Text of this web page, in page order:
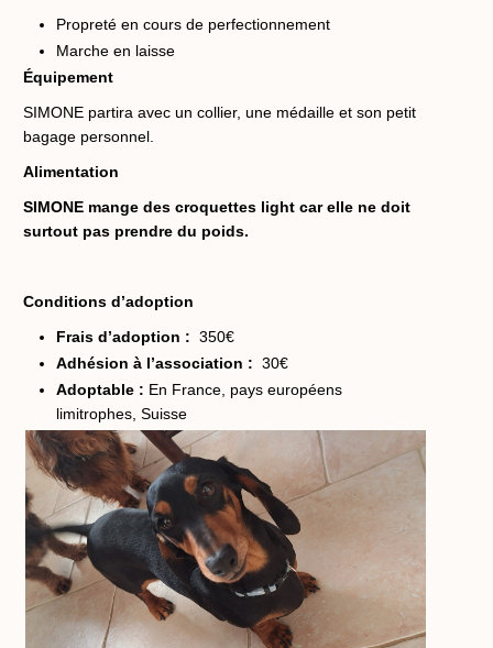
Propreté en cours de perfectionnement
Marche en laisse
Équipement
SIMONE partira avec un collier, une médaille et son petit
bagage personnel.
Alimentation
SIMONE mange des croquettes light car elle ne doit
surtout pas prendre du poids.
Conditions d’adoption
Frais d’adoption : 350€
Adhésion à l’association : 30€
Adoptable : En France, pays européens
limitrophes, Suisse